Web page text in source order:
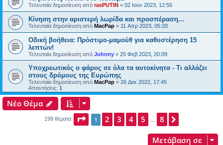
Τελευταία δημοσίευση από rasPUTIN « 02 Ιουν 2023, 12:55
Κίνηση στην αριστερή λωρίδα και προσπέραση...
Τελευταία δημοσίευση από MacPap « 11 Απρ 2023, 05:20
Οδική βοήθεια: Πρόστιμο-μαμούθ για καθυστέρηση 15
λεπτών!
Τελευταία δημοσίευση από Johnny « 25 Φεβ 2023, 20:09
Υποχρεωτικός ο φάρος σε όλα τα αυτοκίνητα - Τι αλλάζει
στους δρόμους της Ευρώπης
Τελευταία δημοσίευση από MacPap « 26 Δεκ 2022, 17:45
Απαντήσεις: 1
Νέο Θέμα
199 θέματα Σελίδα 1από
1 2 3 4 5 8
Μετάβαση σε